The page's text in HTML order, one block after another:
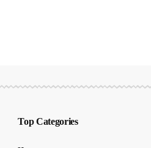
Top Categories